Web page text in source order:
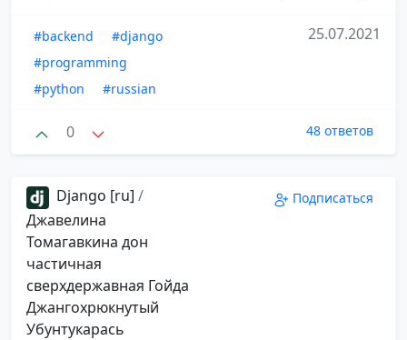
#backend
#django
#programming
#python
#russian
25.07.2021
0 48 ответов
Django [ru] /
Джавелина
Томагавкина дон
частичная
сверхдержавная Гойда
Джангохрюкнутый
Убунтукарась
Подписаться